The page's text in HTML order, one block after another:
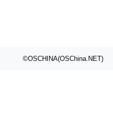
©OSCHINA(OSChina.NET)